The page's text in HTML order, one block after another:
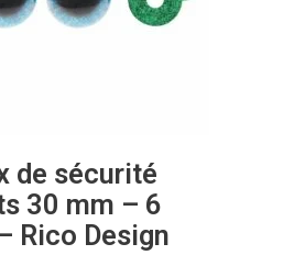
de sécurité
30 mm – 6
Rico Design